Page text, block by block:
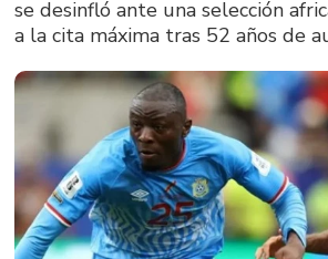
se desinfló ante una selección
a la cita máxima tras 52 años de